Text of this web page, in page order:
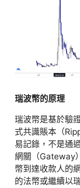
瑞波幣的原理
瑞波幣是基於驗
式共識賬本（
易記錄，不是通
網關（Gateway
幣到達收款人的
的法幣或繼續以